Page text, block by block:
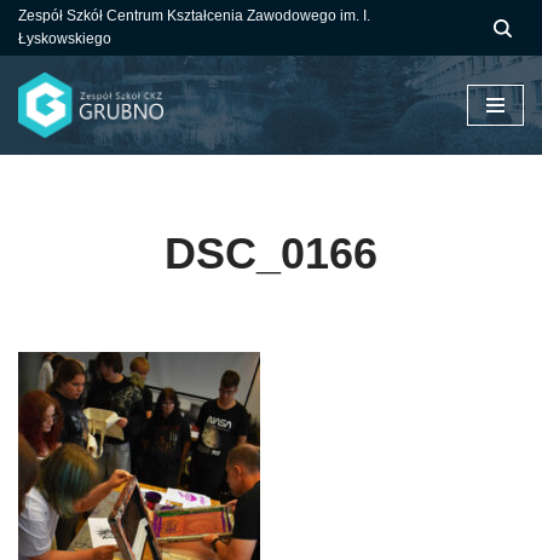
do
treści
Zespół Szkół Centrum Kształcenia Zawodowego im. I.
Łyskowskiego
DSC_0166